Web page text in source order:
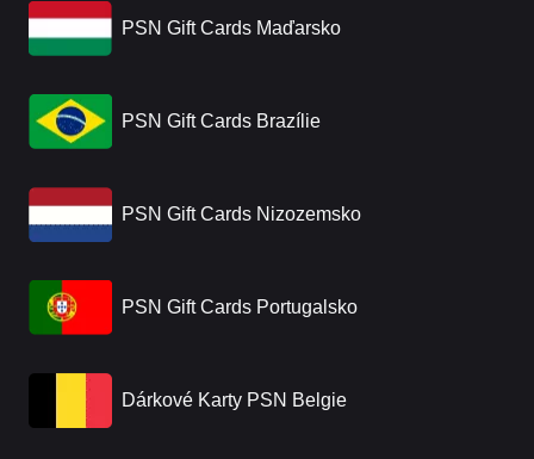
PSN Gift Cards Maďarsko
PSN Gift Cards Brazílie
PSN Gift Cards Nizozemsko
PSN Gift Cards Portugalsko
Dárkové Karty PSN Belgie